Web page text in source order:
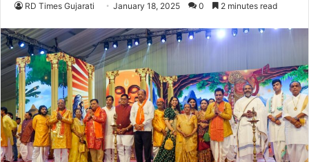
RD Times Gujarati January 18, 2025 0 2 minutes read